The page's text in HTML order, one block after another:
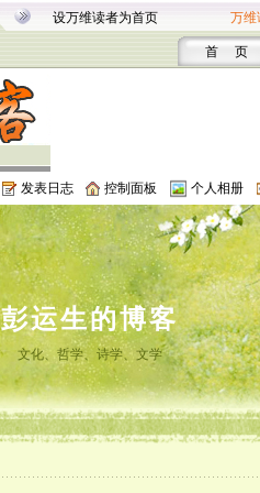
设万维读者为首页 万维
首 页
发表日志 控制面板 个人相册
彭运生的博客
文化、哲学、诗学、文学